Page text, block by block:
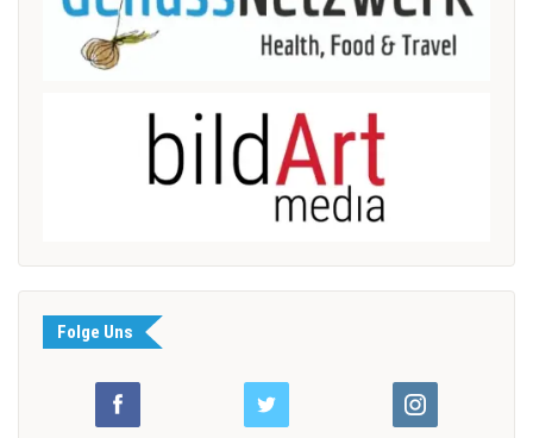
Folge Uns